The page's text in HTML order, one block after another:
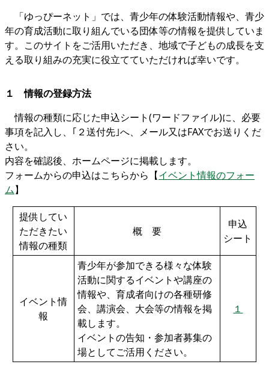
「ゆっぴーネット」では、青少年の体験活動情報や、青少
年の育成活動に取り組んでいる団体等の情報を提供していま
す。このサイトをご活用いただき、地域で子どもの成長を支
える取り組みの充実に役立てていただければ幸いです。
１ 情報の登録方法
情報の種類に応じた申込シート(ワードファイル)に、必要
事項を記入し、｢２送付先｣へ、メール又はFAXでお送りくだ
さい。
内容を確認後、ホームページに掲載します。
フォームからの申込はこちらから【イベント情報のフォー
ム】
提供してい
ただきたい
情報の種類
概 要
申込
シート
イベント情
報
青少年が参加できる様々な体験
活動に関するイベントや講座の
情報や、育成者向けの各種研修
会、講演会、大会等の情報を掲
載します。
イベントの告知・参加者募集の
場としてご活用ください。
１